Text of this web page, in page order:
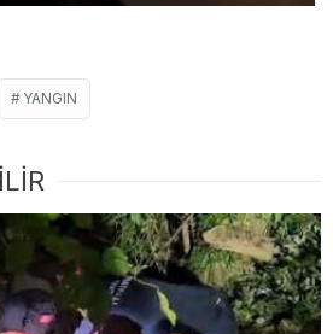
YANGIN